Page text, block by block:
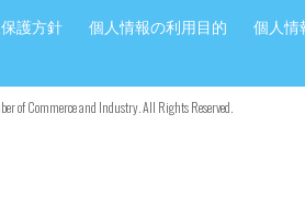
護方針 個人情報の利用目的 個人情
of Commerce and Industry. All Rights Reserved.